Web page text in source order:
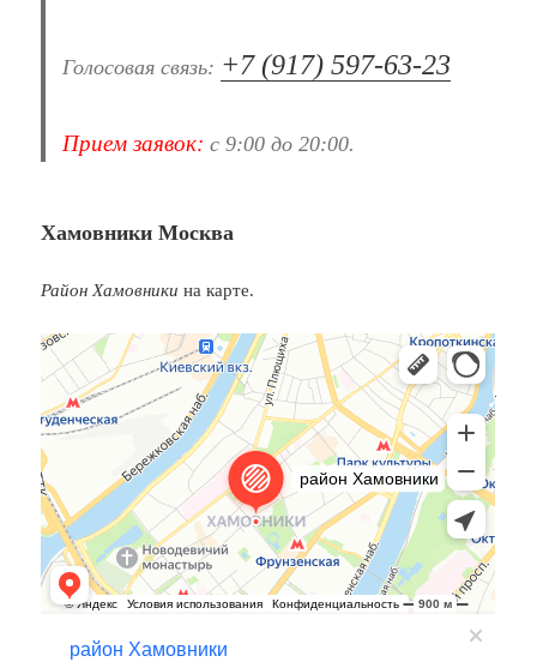
Голосовая связь: +7 (917) 597-63-23
Прием заявок: с 9:00 до 20:00.
Хамовники Москва
Район Хамовники на карте.
Москва
Район Хамовники — карта, что посмотреть, фото, как добраться,
координаты